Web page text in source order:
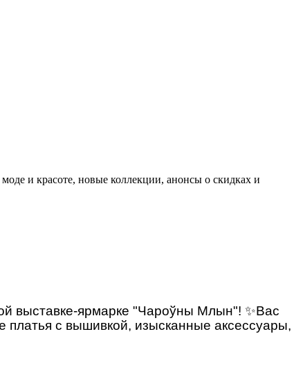
и красоте, новые коллекции, анонсы о скидках и
выставке-ярмарке "Чароўны Млын"! ✨Вас
с вышивкой, изысканные аксессуары,